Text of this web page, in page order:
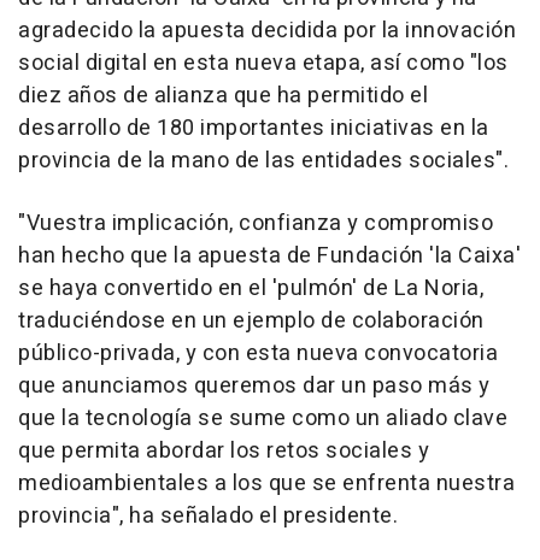
agradecido la apuesta decidida por la innovación
social digital en esta nueva etapa, así como "los
diez años de alianza que ha permitido el
desarrollo de 180 importantes iniciativas en la
provincia de la mano de las entidades sociales".
"Vuestra implicación, confianza y compromiso
han hecho que la apuesta de Fundación 'la Caixa'
se haya convertido en el 'pulmón' de La Noria,
traduciéndose en un ejemplo de colaboración
público-privada, y con esta nueva convocatoria
que anunciamos queremos dar un paso más y
que la tecnología se sume como un aliado clave
que permita abordar los retos sociales y
medioambientales a los que se enfrenta nuestra
provincia", ha señalado el presidente.